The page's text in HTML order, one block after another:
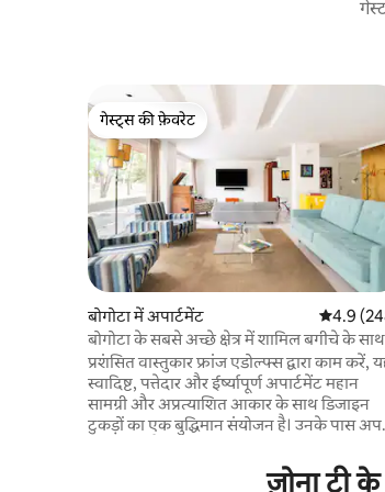
गेस्ट्स की फ़ेवरेट
गेस्ट्स की फ़ेवरेट
बोगोटा में अपार्टमेंट औसत4.9
बोगोटा के सबसे अच्छे क्षेत्र में शामिल बगीचे के साथ
मूर्तिकला अपार्टमेंट
प्रशंसित वास्तुकार फ्रांज एडोल्फ्स द्वारा काम करें,
स्वादिष्ट, पत्तेदार और ईर्ष्यापूर्ण अपार्टमेंट महान
सामग्री और अप्रत्याशित आकार के साथ डिजाइन
टुकड़ों का एक बुद्धिमान संयोजन है। उनके पास अपने
बर्तनों से सुसज्जित अपार्टमेंट है। सफाई और खाना
पकाने की सेवा x 50,000 पेसो प्रति दिन अपार्टमेंट
ज़ोना टी